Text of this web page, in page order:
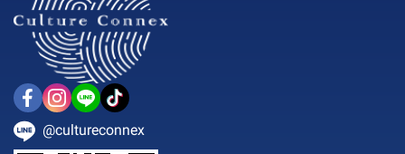
@cultureconnex